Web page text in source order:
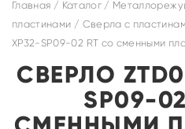
Главная / Каталог/
пластинами / Cверла с
XP32-SP09-02 RT со сменными
СВЕРЛО
SP09-